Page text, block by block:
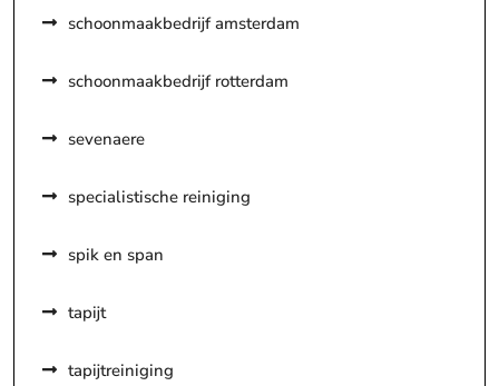
schoonmaakbedrijf amsterdam
schoonmaakbedrijf rotterdam
sevenaere
specialistische reiniging
spik en span
tapijt
tapijtreiniging